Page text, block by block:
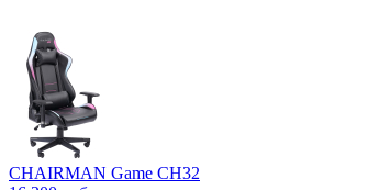
CHAIRMAN Game CH32